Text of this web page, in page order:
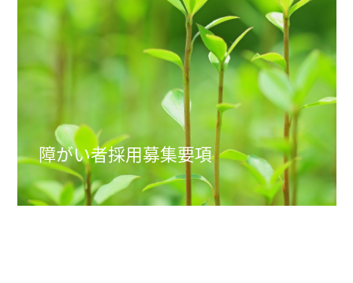
障がい者採用募集要項